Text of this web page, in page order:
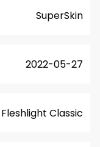
SuperSkin
2022-05-27
Fleshlight Classic